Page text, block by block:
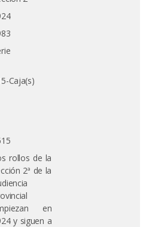
Caja(s)
rollos de la
2ª de la
en
y siguen a